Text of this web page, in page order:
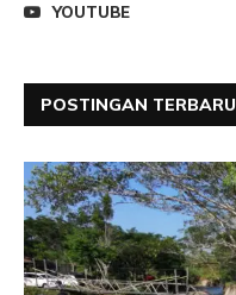
YOUTUBE
POSTINGAN TERBARU